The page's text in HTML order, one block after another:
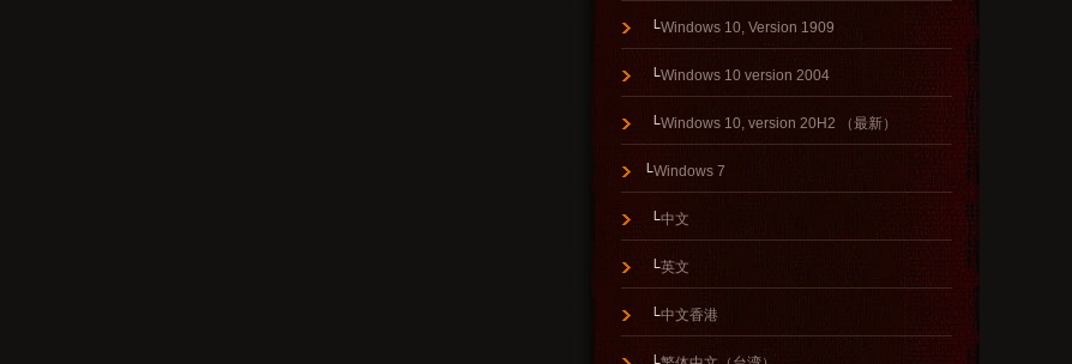
└Windows 10, Version 1909
└Windows 10 version 2004
└Windows 10, version 20H2 （最新）
└Windows 7
└中文
└英文
└中文香港